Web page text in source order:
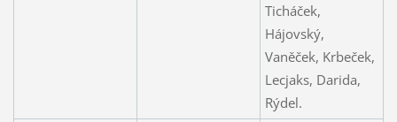
Ticháček,
Hájovský,
Vaněček, Krbeček,
Lecjaks, Darida,
Rýdel.